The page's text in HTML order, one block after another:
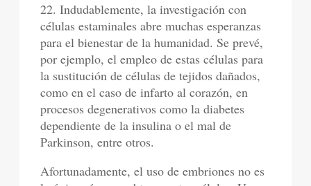
22. Indudablemente, la investigación con
células estaminales abre muchas esperanzas
para el bienestar de la humanidad. Se prevé,
por ejemplo, el empleo de estas células para
la sustitución de células de tejidos dañados,
como en el caso de infarto al corazón, en
procesos degenerativos como la diabetes
dependiente de la insulina o el mal de
Parkinson, entre otros.
Afortunadamente, el uso de embriones no es